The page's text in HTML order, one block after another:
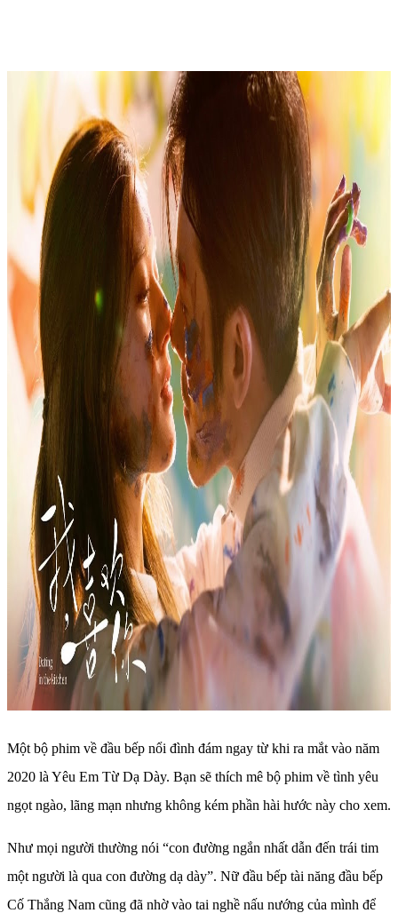
Một bộ phim về đầu bếp nổi đình đám ngay từ khi ra mắt vào năm
2020 là Yêu Em Từ Dạ Dày. Bạn sẽ thích mê bộ phim về tình yêu
ngọt ngào, lãng mạn nhưng không kém phần hài hước này cho xem.
Như mọi người thường nói “con đường ngắn nhất dẫn đến trái tim
một người là qua con đường dạ dày”. Nữ đầu bếp tài năng đầu bếp
Cố Thắng Nam cũng đã nhờ vào tai nghề nấu nướng của mình để